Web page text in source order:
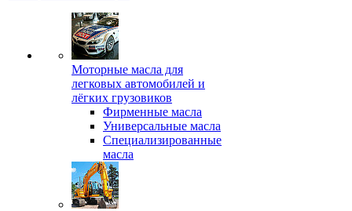
Моторные масла для
легковых автомобилей и
лёгких грузовиков
Фирменные масла
Универсальные масла
Специализированные
масла